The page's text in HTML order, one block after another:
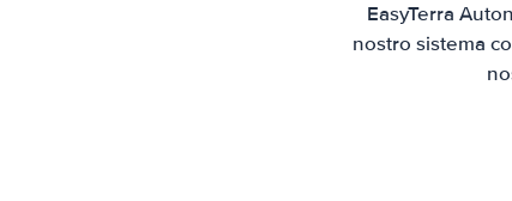
EasyTerra
nostro sistema